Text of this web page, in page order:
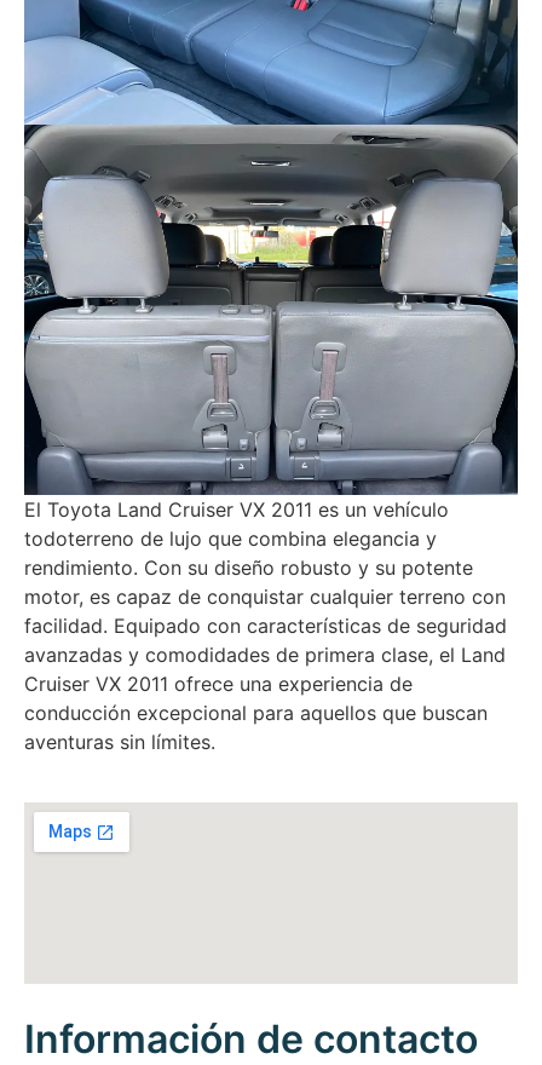
El Toyota Land Cruiser VX 2011 es un vehículo
todoterreno de lujo que combina elegancia y
rendimiento. Con su diseño robusto y su potente
motor, es capaz de conquistar cualquier terreno con
facilidad. Equipado con características de seguridad
avanzadas y comodidades de primera clase, el Land
Cruiser VX 2011 ofrece una experiencia de
conducción excepcional para aquellos que buscan
aventuras sin límites.
Información de contacto